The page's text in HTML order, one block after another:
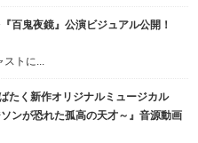
百鬼夜鏡』公演ビジュアル公開！
トに...
たく新作オリジナルミュージカル
ソンが恐れた孤高の天才～』音源動画